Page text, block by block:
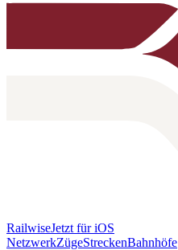
RailwiseJetzt für iOS
NetzwerkZügeStreckenBahnhöfe